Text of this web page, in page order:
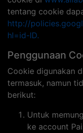
tentang cookie
http://
hl=id-ID.
Penggunaan
Cookie digunakan
termasuk, namun
berikut:
Untuk
ke account